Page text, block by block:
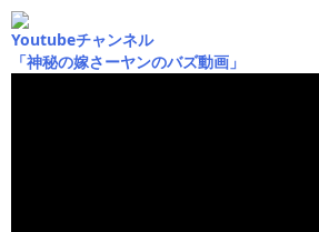
Youtubeチャンネル
「神秘の嫁さーヤンのバズ動画」